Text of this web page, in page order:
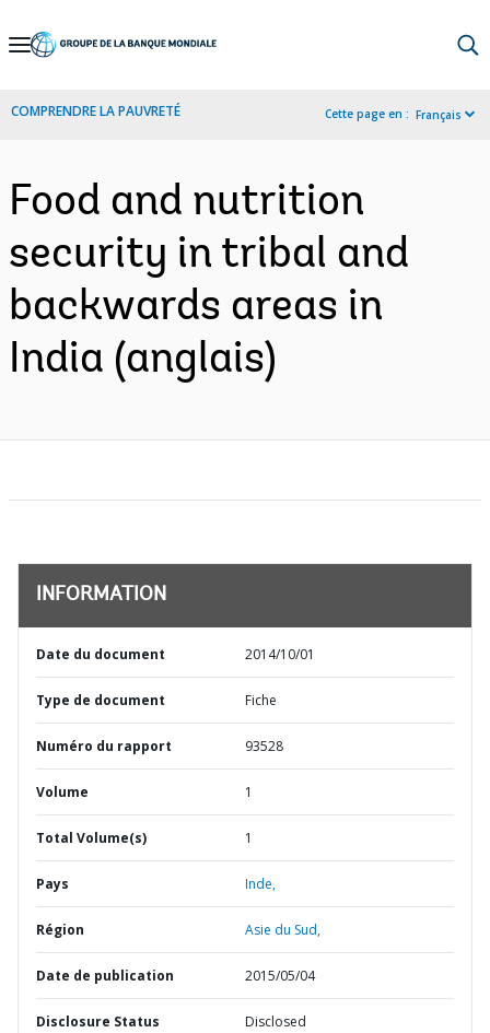
Skip
Navigation
COMPRENDRE LA PAUVRETÉ Cette page en : Français
Food and nutrition
security in tribal and
backwards areas in
India (anglais)
INFORMATION
Date du document 2014/10/01
Type de document Fiche
Numéro du rapport 93528
Volume 1
Total Volume(s) 1
Pays Inde,
Région Asie du Sud,
Date de publication 2015/05/04
Disclosure Status Disclosed